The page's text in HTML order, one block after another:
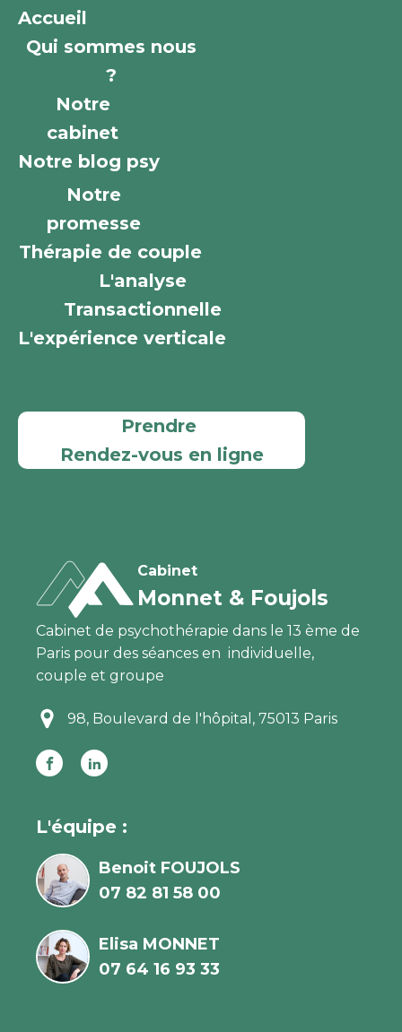
Accueil
Qui sommes nous
?
Notre
cabinet
Notre blog psy
Notre
promesse
Thérapie de couple
L'analyse
Transactionnelle
L'expérience verticale
Prendre
Rendez-vous en ligne
Cabinet
Monnet & Foujols
Cabinet de psychothérapie dans le 13 ème de
Paris pour des séances en individuelle,
couple et groupe
98, Boulevard de l'hôpital, 75013 Paris
L'équipe :
Benoit FOUJOLS
07 82 81 58 00
Elisa MONNET
07 64 16 93 33